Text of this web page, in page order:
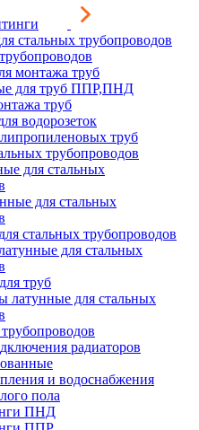
стальных трубопроводов
монтажа труб
для труб ППР,ПНД
труб
водорозеток
труб
трубопроводов
для стальных
для стальных
стальных трубопроводов
для стальных
труб
латунные для стальных
радиаторов
и водоснабжения
пола
ПНД